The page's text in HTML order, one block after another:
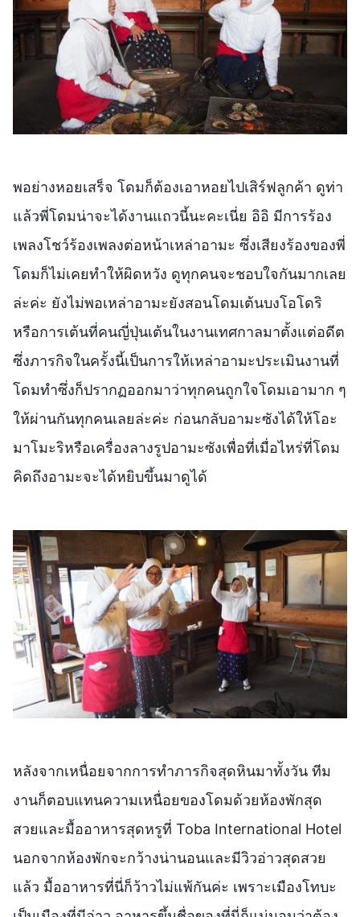
พอย่างหอยเสร็จ โดมก็ต้องเอาหอยไปเสิร์ฟลูกค้า ดูท่า
แล้วพี่โดมน่าจะได้งานแถวนี้นะคะเนี่ย อิอิ มีการร้อง
เพลงโชว์ร้องเพลงต่อหน้าเหล่าอามะ ซึ่งเสียงร้องของพี่
โดมก็ไม่เคยทำให้ผิดหวัง ดูทุกคนจะชอบใจกันมากเลย
ล่ะค่ะ ยังไม่พอเหล่าอามะยังสอนโดมเต้นบงโอโดริ
หรือการเต้นที่คนญี่ปุ่นเต้นในงานเทศกาลมาตั้งแต่อดีต
ซึ่งภารกิจในครั้งนี้เป็นการให้เหล่าอามะประเมินงานที่
โดมทำซึ่งก็ปรากฏออกมาว่าทุกคนถูกใจโดมเอามาก ๆ
ให้ผ่านกันทุกคนเลยล่ะค่ะ ก่อนกลับอามะซังได้ให้โอะ
มาโมะริหรือเครื่องลางรูปอามะซังเพื่อที่เมื่อไหร่ที่โดม
คิดถึงอามะจะได้หยิบขึ้นมาดูได้
หลังจากเหนื่อยจากการทำภารกิจสุดหินมาทั้งวัน ทีม
งานก็ตอบแทนความเหนื่อยของโดมด้วยห้องพักสุด
สวยและมื้ออาหารสุดหรูที่ Toba International Hotel
นอกจากห้องพักจะกว้างน่านอนและมีวิวอ่าวสุดสวย
แล้ว มื้ออาหารที่นี่ก็ว้าวไม่แพ้กันค่ะ เพราะเมืองโทบะ